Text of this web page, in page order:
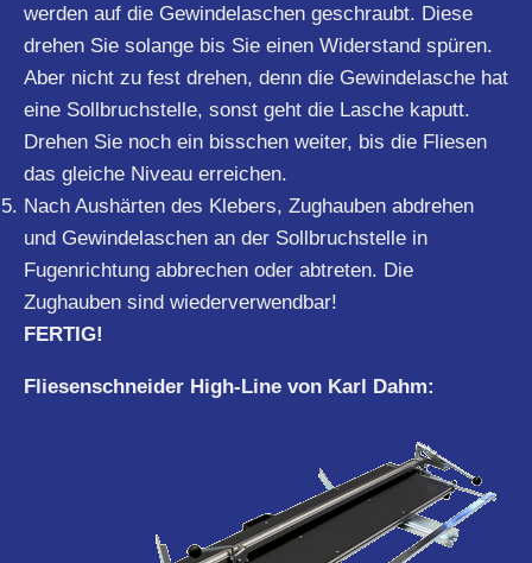
werden auf die Gewindelaschen geschraubt. Diese
drehen Sie solange bis Sie einen Widerstand spüren.
Aber nicht zu fest drehen, denn die Gewindelasche hat
eine Sollbruchstelle, sonst geht die Lasche kaputt.
Drehen Sie noch ein bisschen weiter, bis die Fliesen
das gleiche Niveau erreichen.
Nach Aushärten des Klebers, Zughauben abdrehen
und Gewindelaschen an der Sollbruchstelle in
Fugenrichtung abbrechen oder abtreten. Die
Zughauben sind wiederverwendbar!
FERTIG!
Fliesenschneider High-Line von Karl Dahm: